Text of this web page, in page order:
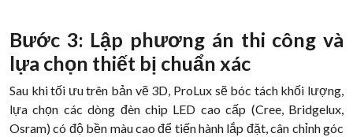
Bước 3: Lập phương án thi công và
lựa chọn thiết bị chuẩn xác
Sau khi tối ưu trên bản vẽ 3D, ProLux sẽ bóc tách khối lượng,
lựa chọn các dòng đèn chip LED cao cấp (Cree, Bridgelux,
Osram) có độ bền màu cao để tiến hành lắp đặt, cân chỉnh góc